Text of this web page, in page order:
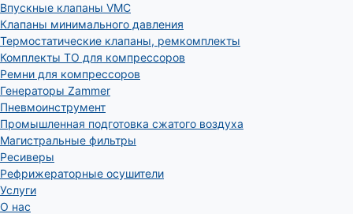
Впускные клапаны VMC
Клапаны минимального давления
Термостатические клапаны, ремкомплекты
Комплекты ТО для компрессоров
Ремни для компрессоров
Генераторы Zammer
Пневмоинструмент
Промышленная подготовка сжатого воздуха
Магистральные фильтры
Ресиверы
Рефрижераторные осушители
Услуги
О нас